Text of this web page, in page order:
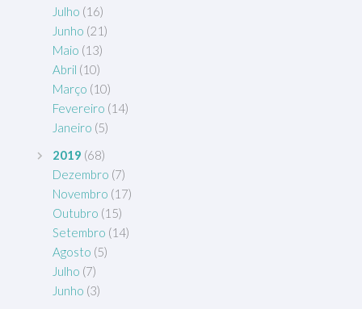
Julho (16)
Junho (21)
Maio (13)
Abril (10)
Março (10)
Fevereiro (14)
Janeiro (5)
2019 (68)
Dezembro (7)
Novembro (17)
Outubro (15)
Setembro (14)
Agosto (5)
Julho (7)
Junho (3)